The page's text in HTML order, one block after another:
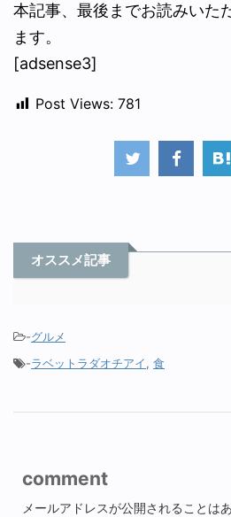
本記事、最後までお読みいた
ます。
[adsense3]
Post Views: 781
オススメ記事
-グルメ
-ラベットラダオチアイ, 食
comment
メールアドレスが公開されることは